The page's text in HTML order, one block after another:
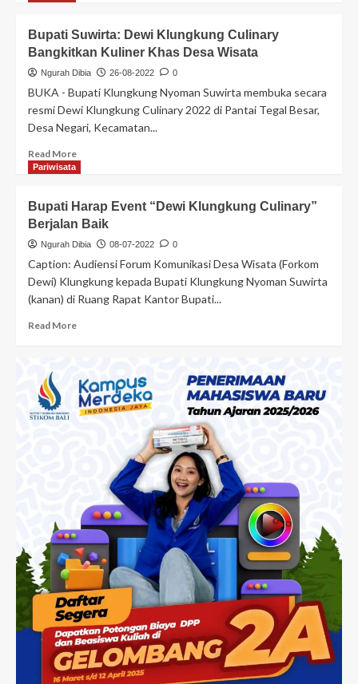
Bupati Suwirta: Dewi Klungkung Culinary
Bangkitkan Kuliner Khas Desa Wisata
Ngurah Dibia 26-08-2022 0
BUKA - Bupati Klungkung Nyoman Suwirta membuka secara
resmi Dewi Klungkung Culinary 2022 di Pantai Tegal Besar,
Desa Negari, Kecamatan...
Read More
Pariwisata
Bupati Harap Event “Dewi Klungkung Culinary”
Berjalan Baik
Ngurah Dibia 08-07-2022 0
Caption: Audiensi Forum Komunikasi Desa Wisata (Forkom
Dewi) Klungkung kepada Bupati Klungkung Nyoman Suwirta
(kanan) di Ruang Rapat Kantor Bupati...
Read More